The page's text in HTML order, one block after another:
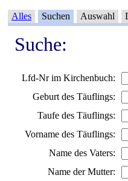
Alles Suchen Auswahl
Suche:
Lfd-Nr im Kirchenbuch:
Geburt des Täuflings:
Taufe des Täuflings:
Vorname des Täuflings:
Name des Vaters:
Name der Mutter: